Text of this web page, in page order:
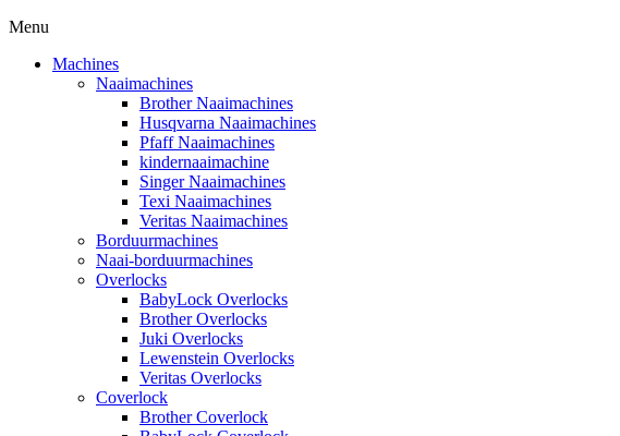
Menu
Machines
Naaimachines
Brother Naaimachines
Husqvarna Naaimachines
Pfaff Naaimachines
kindernaaimachine
Singer Naaimachines
Texi Naaimachines
Veritas Naaimachines
Borduurmachines
Naai-borduurmachines
Overlocks
BabyLock Overlocks
Brother Overlocks
Juki Overlocks
Lewenstein Overlocks
Veritas Overlocks
Coverlock
Brother Coverlock